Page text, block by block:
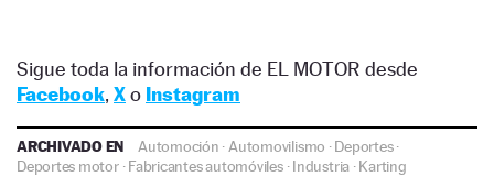
Sigue toda la información de EL MOTOR desde
Facebook, Xo Instagram
ARCHIVADO EN Automoción · Automovilismo ·Deportes·
Deportes motor·Fabricantes automóviles·Industria ·Karting